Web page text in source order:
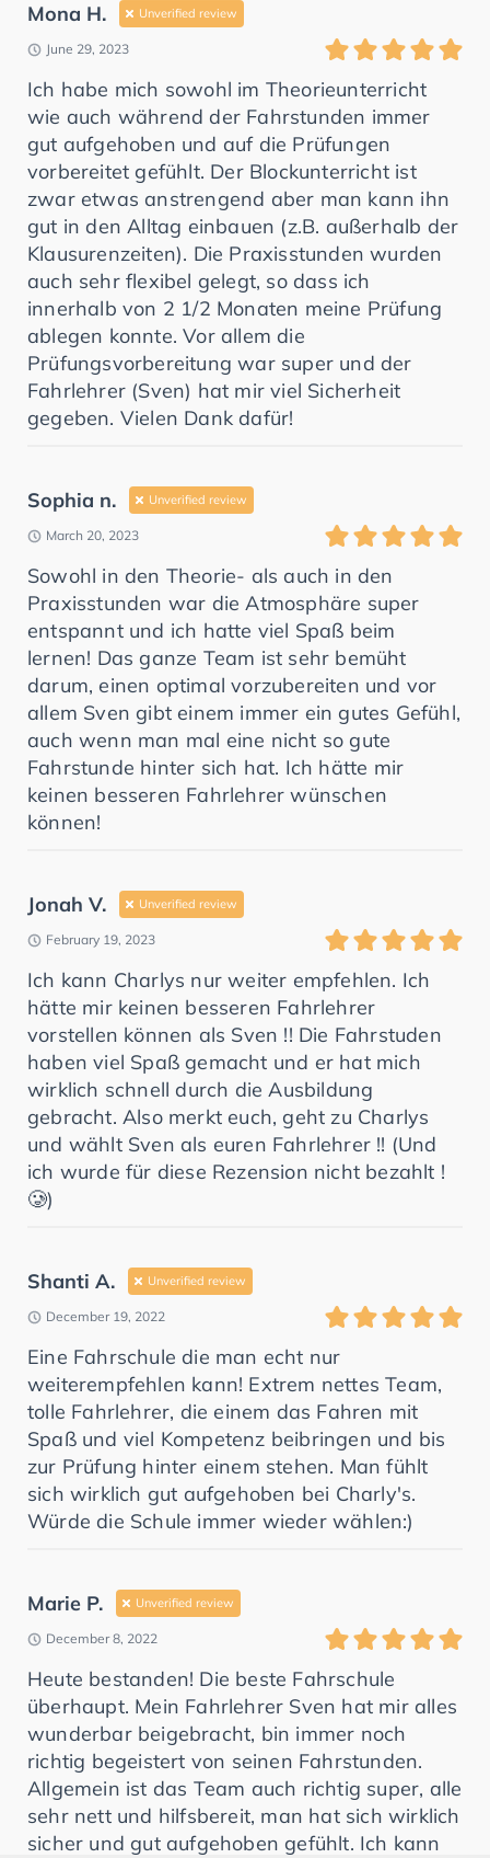
Mona H. Unverified review
June 29, 2023
Ich habe mich sowohl im Theorieunterricht
wie auch während der Fahrstunden immer
gut aufgehoben und auf die Prüfungen
vorbereitet gefühlt. Der Blockunterricht ist
zwar etwas anstrengend aber man kann ihn
gut in den Alltag einbauen (z.B. außerhalb der
Klausurenzeiten). Die Praxisstunden wurden
auch sehr flexibel gelegt, so dass ich
innerhalb von 2 1/2 Monaten meine Prüfung
ablegen konnte. Vor allem die
Prüfungsvorbereitung war super und der
Fahrlehrer (Sven) hat mir viel Sicherheit
gegeben. Vielen Dank dafür!
Sophia n. Unverified review
March 20, 2023
Sowohl in den Theorie- als auch in den
Praxisstunden war die Atmosphäre super
entspannt und ich hatte viel Spaß beim
lernen! Das ganze Team ist sehr bemüht
darum, einen optimal vorzubereiten und vor
allem Sven gibt einem immer ein gutes Gefühl,
auch wenn man mal eine nicht so gute
Fahrstunde hinter sich hat. Ich hätte mir
keinen besseren Fahrlehrer wünschen
können!
Jonah V. Unverified review
February 19, 2023
Ich kann Charlys nur weiter empfehlen. Ich
hätte mir keinen besseren Fahrlehrer
vorstellen können als Sven !! Die Fahrstuden
haben viel Spaß gemacht und er hat mich
wirklich schnell durch die Ausbildung
gebracht. Also merkt euch, geht zu Charlys
und wählt Sven als euren Fahrlehrer !! (Und
ich wurde für diese Rezension nicht bezahlt !
🥲)
Shanti A. Unverified review
December 19, 2022
Eine Fahrschule die man echt nur
weiterempfehlen kann! Extrem nettes Team,
tolle Fahrlehrer, die einem das Fahren mit
Spaß und viel Kompetenz beibringen und bis
zur Prüfung hinter einem stehen. Man fühlt
sich wirklich gut aufgehoben bei Charly's.
Würde die Schule immer wieder wählen:)
Marie P. Unverified review
December 8, 2022
Heute bestanden! Die beste Fahrschule
überhaupt. Mein Fahrlehrer Sven hat mir alles
wunderbar beigebracht, bin immer noch
richtig begeistert von seinen Fahrstunden.
Allgemein ist das Team auch richtig super, alle
sehr nett und hilfsbereit, man hat sich wirklich
sicher und gut aufgehoben gefühlt. Ich kann